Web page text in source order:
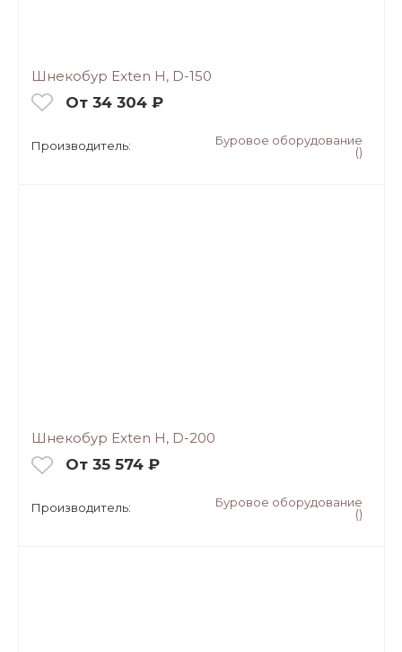
Шнекобур Exten H, D-150
От 34 304 ₽
Производитель:
Буровое оборудование
()
Шнекобур Exten H, D-200
От 35 574 ₽
Производитель:
Буровое оборудование
()